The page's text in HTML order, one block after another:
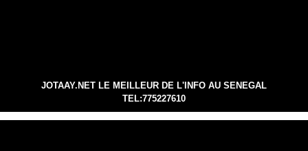
JOTAAY.NET LE MEILLEUR DE L'INFO AU SENEGAL
TEL:775227610